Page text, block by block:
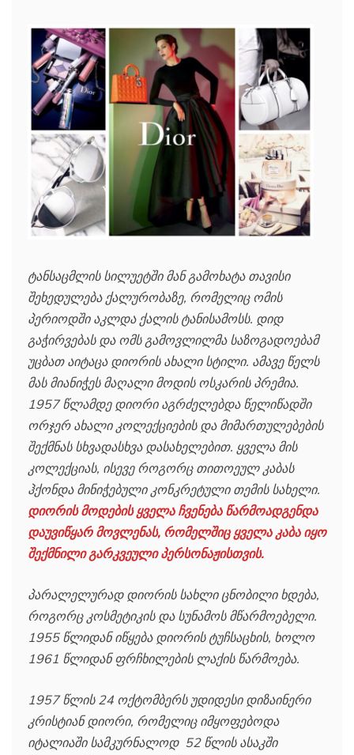
ტანსაცმლის სილუეტში მან გამოხატა თავისი
შეხედულება ქალურობაზე, რომელიც ომის
პერიოდში აკლდა ქალის ტანისამოსს. დიდ
გაჭირვებას და ომს გამოვლილმა საზოგადოებამ
უცბათ აიტაცა დიორის ახალი სტილი. ამავე წელს
მას მიანიჭეს მაღალი მოდის ოსკარის პრემია.
1957 წლამდე დიორი აგრძელებდა წელიწადში
ორჯერ ახალი კოლექციების და მიმართულებების
შექმნას სხვადასხვა დასახელებით. ყველა მის
კოლექციას, ისევე როგორც თითოეულ კაბას
ჰქონდა მინიჭებული კონკრეტული თემის სახელი.
დიორის მოდების ყველა ჩვენება წარმოადგენდა
დაუვიწყარ მოვლენას, რომელშიც ყველა კაბა იყო
შექმნილი გარკვეული პერსონაჟისთვის.
პარალელურად დიორის სახლი ცნობილი ხდება,
როგორც კოსმეტიკის და სუნამოს მწარმოებელი.
1955 წლიდან იწყება დიორის ტუჩსაცხის, ხოლო
1961 წლიდან ფრჩხილების ლაქის წარმოება.
1957 წლის 24 ოქტომბერს უდიდესი დიზაინერი
კრისტიან დიორი, რომელიც იმყოფებოდა
იტალიაში სამკურნალოდ 52 წლის ასაკში